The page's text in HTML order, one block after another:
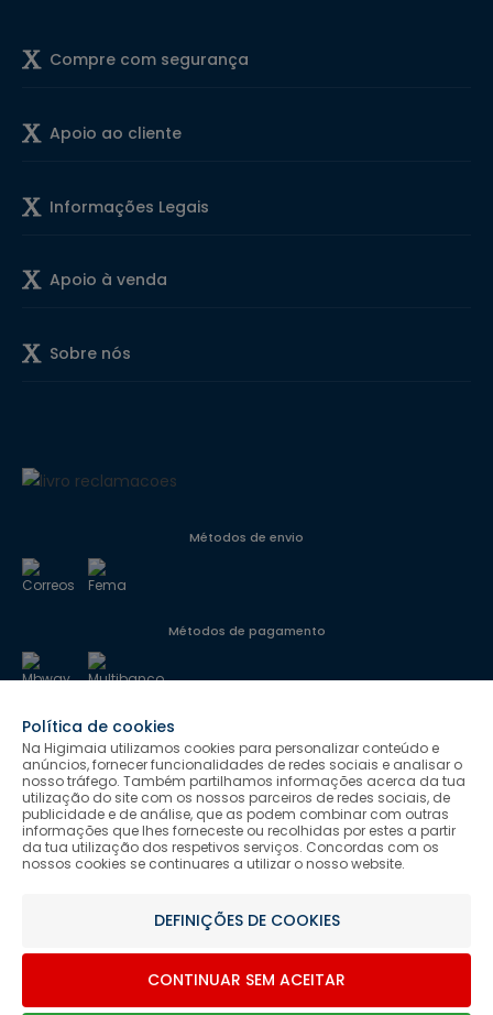
Compre com segurança
Apoio ao cliente
Informações Legais
Apoio à venda
Sobre nós
Métodos de envio
Métodos de pagamento
Siga-nos
Salvo indicação de contrário as promoções apresentadas são
Higimaia © 2026 Todos os direitos reservados. Designed & Developed
Política de cookies
Na Higimaia utilizamos cookies para personalizar conteúdo e
anúncios, fornecer funcionalidades de redes sociais e analisar o
nosso tráfego. Também partilhamos informações acerca da tua
utilização do site com os nossos parceiros de redes sociais, de
publicidade e de análise, que as podem combinar com outras
informações que lhes forneceste ou recolhidas por estes a partir
da tua utilização dos respetivos serviços. Concordas com os
nossos cookies se continuares a utilizar o nosso website.
DEFINIÇÕES DE COOKIES
CONTINUAR SEM ACEITAR